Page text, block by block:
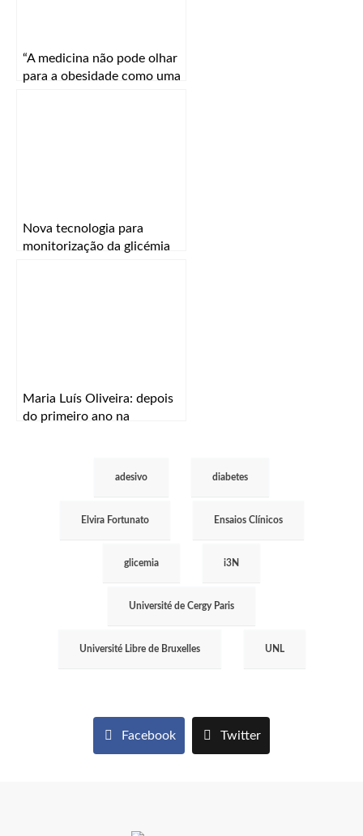
“A medicina não pode olhar
para a obesidade como uma
Nova tecnologia para
monitorização da glicémia
Maria Luís Oliveira: depois
do primeiro ano na
adesivo diabetes
Elvira Fortunato Ensaios Clínicos
glicemia i3N
Université de Cergy Paris
Université Libre de Bruxelles UNL
Facebook Twitter